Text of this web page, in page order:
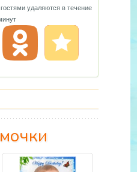
удаляются в течение